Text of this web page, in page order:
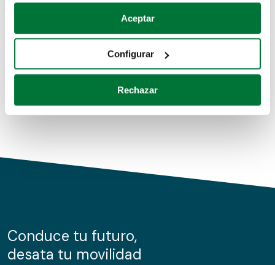
Si lo permite, también quisiéramos:
Recopilar información sobre su ubicación geográfica
Identificar su dispositivo analizándolo activamente
para buscar características específicas (huellas
Obtenga más información sobre cómo se procesan sus
de cookies.
información sobre el uso que haga del sitio web con
nuestros partners de redes sociales, publicidad y análisis
Aceptar
Configurar
Rechazar
Coches de segunda mano
Coches de km0
Conduce tu futuro,
desata tu movilidad